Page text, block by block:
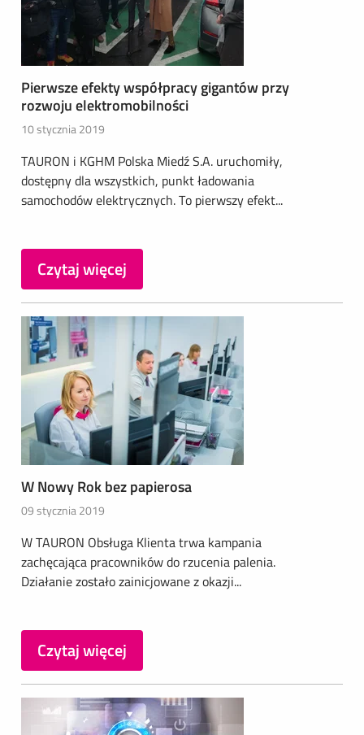
Pierwsze efekty współpracy gigantów przy
rozwoju elektromobilności
10 stycznia 2019
TAURON i KGHM Polska Miedź S.A. uruchomiły,
dostępny dla wszystkich, punkt ładowania
samochodów elektrycznych. To pierwszy efekt...
Czytaj więcej
W Nowy Rok bez papierosa
09 stycznia 2019
W TAURON Obsługa Klienta trwa kampania
zachęcająca pracowników do rzucenia palenia.
Działanie zostało zainicjowane z okazji...
Czytaj więcej